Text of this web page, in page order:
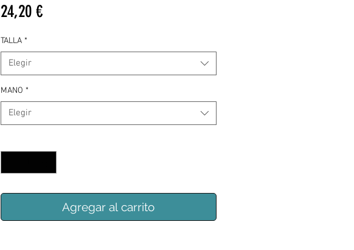
24,20 €Precio
TALLA *
Elegir
MANO *
Elegir
Agregar al carrito